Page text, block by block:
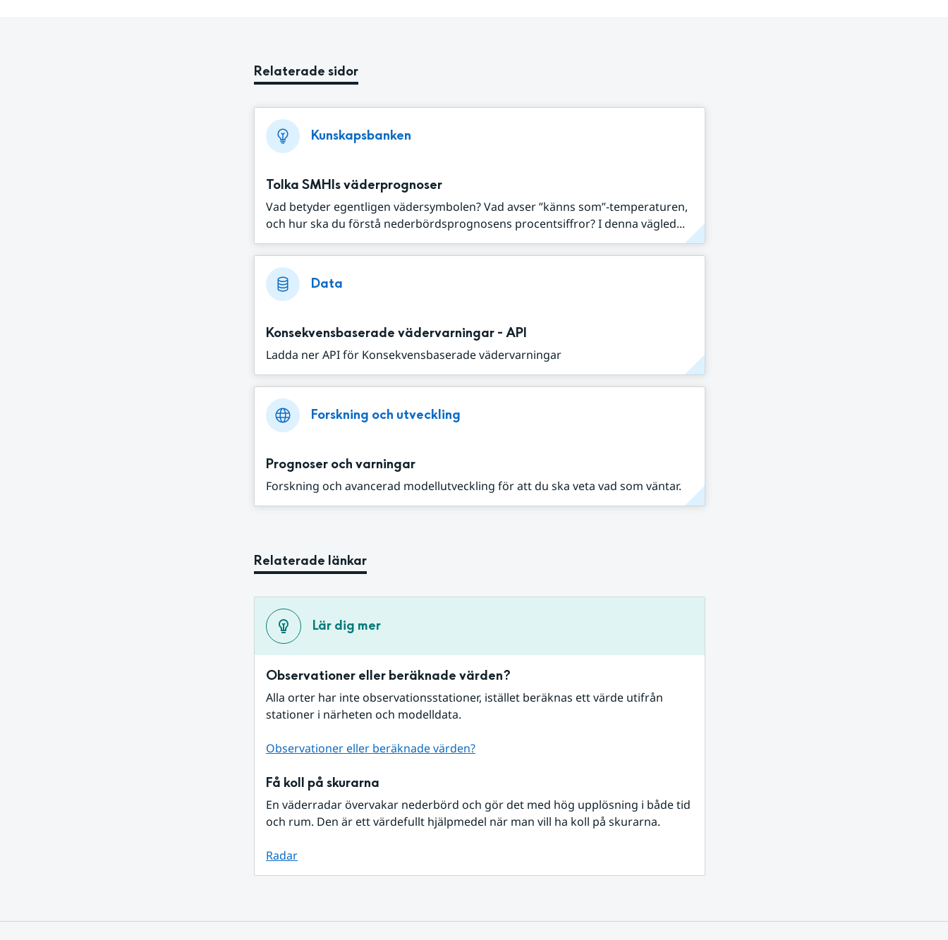
Relaterade sidor
Kunskapsbanken
Tolka SMHIs väderprognoser
Vad betyder egentligen vädersymbolen? Vad avser ”känns som”-temperaturen,
och hur ska du förstå nederbördsprognosens procentsiffror? I denna vägled...
Data
Konsekvensbaserade vädervarningar - API
Ladda ner API för Konsekvensbaserade vädervarningar
Forskning och utveckling
Prognoser och varningar
Forskning och avancerad modellutveckling för att du ska veta vad som väntar.
Relaterade länkar
Lär dig mer
Observationer eller beräknade värden?
Alla orter har inte observationsstationer, istället beräknas ett värde utifrån
stationer i närheten och modelldata.
Observationer eller beräknade värden?
Få koll på skurarna
En väderradar övervakar nederbörd och gör det med hög upplösning i både tid
och rum. Den är ett värdefullt hjälpmedel när man vill ha koll på skurarna.
Radar